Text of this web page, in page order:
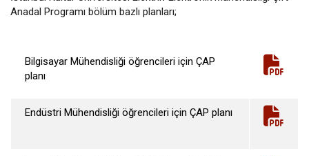
Anadal Programı bölüm bazlı planları;
Bilgisayar Mühendisliği öğrencileri için ÇAP
planı
Endüstri Mühendisliği öğrencileri için ÇAP planı